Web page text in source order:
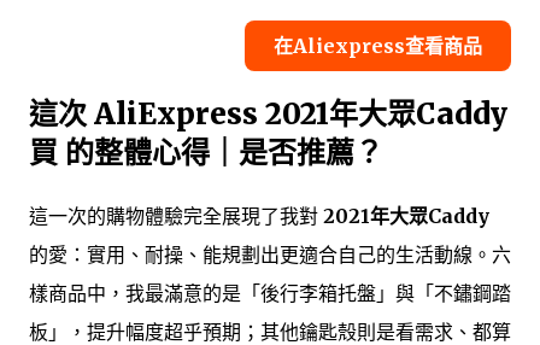
在Aliexpress查看商品
這次 AliExpress 2021年大眾Caddy
買 的整體心得｜是否推薦？
這一次的購物體驗完全展現了我對 2021年大眾Caddy
的愛：實用、耐操、能規劃出更適合自己的生活動線。六
樣商品中，我最滿意的是「後行李箱托盤」與「不鏽鋼踏
板」，提升幅度超乎預期；其他鑰匙殼則是看需求、都算